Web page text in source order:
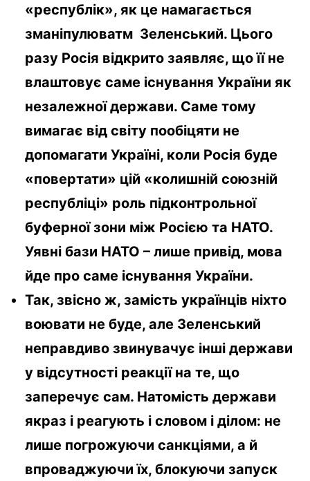
«республік», як це намагається
зманіпулюватм Зеленський. Цього
разу Росія відкрито заявляє, що її не
влаштовує саме існування України як
незалежної держави. Саме тому
вимагає від світу пообіцяти не
допомагати Україні, коли Росія буде
«повертати» цій «колишній союзній
республіці» роль підконтрольної
буферної зони між Росією та НАТО.
Уявні бази НАТО – лише привід, мова
йде про саме існування України.
Так, звісно ж, замість українців ніхто
воювати не буде, але Зеленський
неправдиво звинувачує інші держави
у відсутності реакції на те, що
заперечує сам. Натомість держави
якраз і реагують і словом і ділом: не
лише погрожуючи санкціями, а й
впроваджуючи їх, блокуючи запуск